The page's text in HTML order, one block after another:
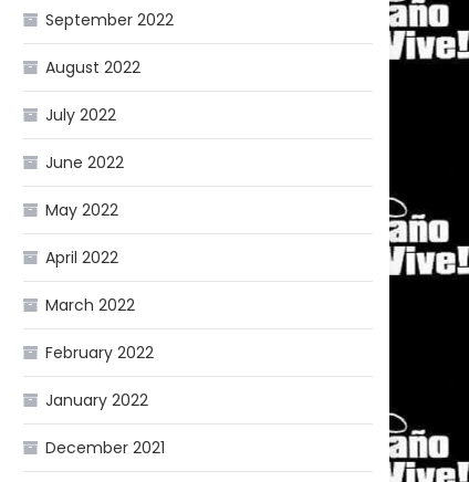
September 2022
August 2022
July 2022
June 2022
May 2022
April 2022
March 2022
February 2022
January 2022
December 2021